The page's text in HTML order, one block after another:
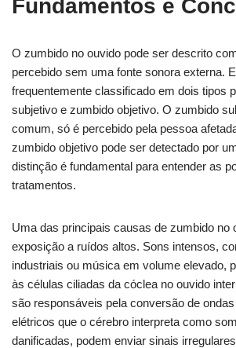
Fundamentos e
O zumbido no ouvido pode ser descrito
percebido sem uma fonte sonora externa.
frequentemente classificado em dois tipos
subjetivo e zumbido objetivo. O zumbido
comum, só é percebido pela pessoa
zumbido objetivo pode ser detectado por
distinção é fundamental para entender as
tratamentos.
Uma das principais causas de zumbido no
exposição a ruídos altos. Sons intensos,
industriais ou música em volume elevado,
às células ciliadas da cóclea no ouvido
são responsáveis pela conversão de
elétricos que o cérebro interpreta como
danificadas, podem enviar sinais